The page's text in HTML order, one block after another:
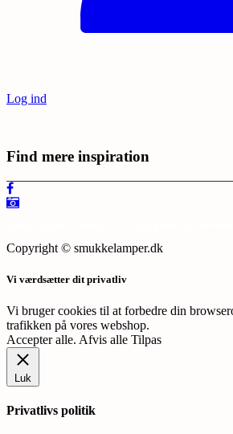
Log ind
Find mere inspiration
Copyright © smukkelamper.dk
Vi værdsætter dit privatliv
Vi bruger cookies til at forbedre din
trafikken på vores webshop.
Accepter alle. Afvis alle Tilpas
Luk
Privatlivs politik